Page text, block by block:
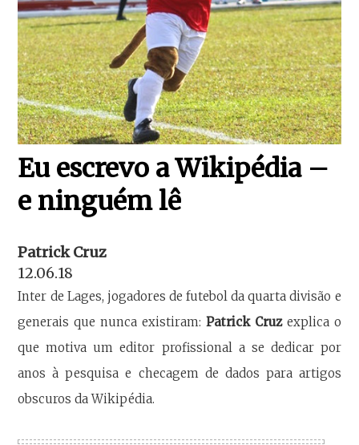
Eu escrevo a Wikipédia –
e ninguém lê
Patrick Cruz
12.06.18
Inter de Lages, jogadores de futebol da quarta divisão e
generais que nunca existiram: Patrick Cruzexplica o
que motiva um editor profissional a se dedicar por
anos à pesquisa e checagem de dados para artigos
obscuros da Wikipédia.